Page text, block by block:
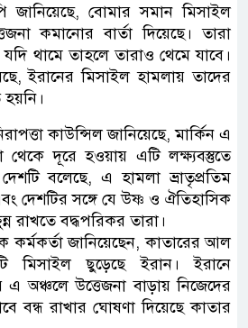
জানিয়েছে, বোমার সমান মিসাইল
কমানোর বার্তা দিয়েছে। তারা
যদি থামে তাহলে তারাও থেমে যাবে।
ইরানের মিসাইল হামলায় তাদের
কাউন্সিল জানিয়েছে, মার্কিন এ
দূরে হওয়ায় এটি লক্ষ্যবস্তুতে
বলেছে, এ হামলা ভ্রাতৃপ্রতিম
দেশটির সঙ্গে যে উষ্ণ ও ঐতিহাসিক
রাখতে বদ্ধপরিকর তারা।
জানিয়েছেন, কাতারের আল
মিসাইল ছুড়েছে ইরান। ইরানে
এ অঞ্চলে উত্তেজনা বাড়ায় নিজেদের
বন্ধ রাখার ঘোষণা দিয়েছে কাতার